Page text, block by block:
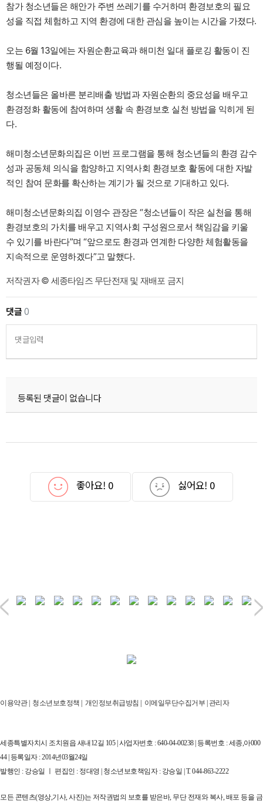
참가 청소년들은 해안가 주변 쓰레기를 수거하며 환경보호의 필요
성을 직접 체험하고 지역 환경에 대한 관심을 높이는 시간을 가졌다.
오는 6월 13일에는 자원순환교육과 해미천 일대 플로깅 활동이 진
행될 예정이다.
청소년들은 올바른 분리배출 방법과 자원순환의 중요성을 배우고
환경정화 활동에 참여하며 생활 속 환경보호 실천 방법을 익히게 된
다.
해미청소년문화의집은 이번 프로그램을 통해 청소년들의 환경 감수
성과 공동체 의식을 함양하고 지역사회 환경보호 활동에 대한 자발
적인 참여 문화를 확산하는 계기가 될 것으로 기대하고 있다.
해미청소년문화의집 이영수 관장은 “청소년들이 작은 실천을 통해
환경보호의 가치를 배우고 지역사회 구성원으로서 책임감을 키울
수 있기를 바란다”며 “앞으로도 환경과 연계한 다양한 체험활동을
지속적으로 운영하겠다”고 말했다.
저작권자 © 세종타임즈 무단전재 및 재배포 금지
댓글0
댓글입력
등록된 댓글이 없습니다
좋아요! 0 싫어요! 0
이용약관| 청소년보호정책 | 개인정보취급방침 | 이메일무단수집거부 | 관리자
세종특별자치시 조치원읍 새내12길 105 | 사업자번호 : 640-04-00238 | 등록번호 : 세종,아000
44 | 등록일자 : 2014년03월24일
발행인 : 강승일 ㅣ 편집인 : 정대영 | 청소년보호책임자 : 강승일 | T. 044-863-2222
모든 콘텐츠(영상,기사, 사진)는 저작권법의 보호를 받은바, 무단 전재와 복사, 배포 등을 금